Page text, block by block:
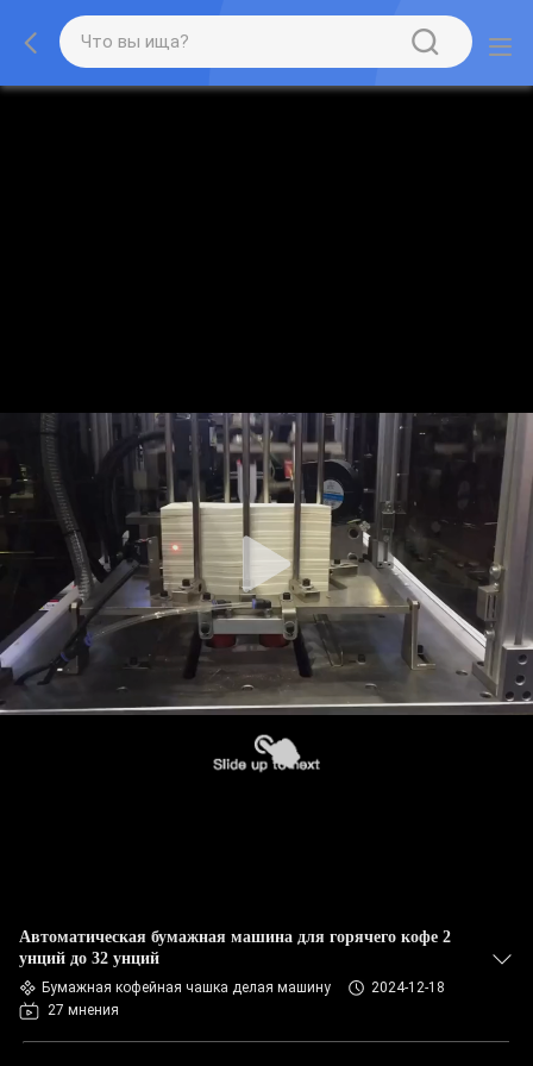
Автоматическая бумажная машина для горячего кофе 2
унций до 32 унций
Бумажная кофейная чашка делая машину
2024-12-18
27 мнения